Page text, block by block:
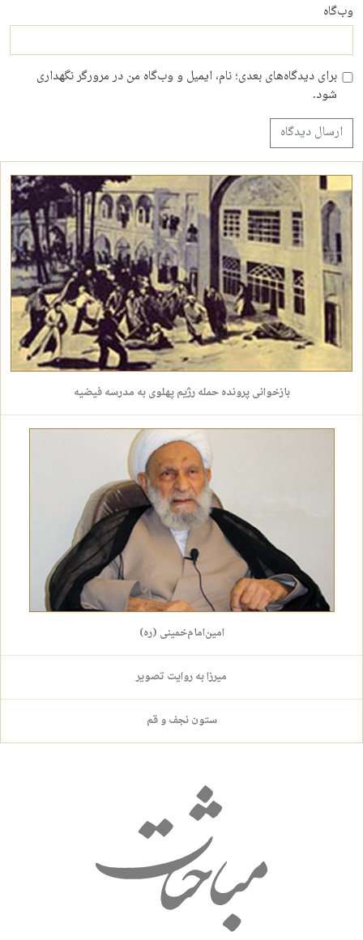
وب‌گاه
برای دیدگاه‌های بعدی؛ نام، ایمیل و وب‌گاه من در مرورگر نگهداری
شود.
بازخوانی پرونده حمله رژیم پهلوی به مدرسه فیضیه
امین‌امام‌خمینی (ره)
میرزا به روایت تصویر
ستون نجف و قم